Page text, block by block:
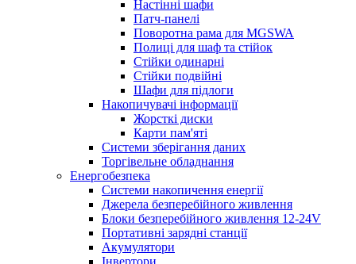
Настінні шафи
Патч-панелі
Поворотна рама для MGSWA
Полиці для шаф та стійок
Стійки одинарні
Стійки подвійні
Шафи для підлоги
Накопичувачі інформації
Жорсткі диски
Карти пам'яті
Системи зберігання даних
Торгівельне обладнання
Енергобезпека
Системи накопичення енергії
Джерела безперебійного живлення
Блоки безперебійного живлення 12-24V
Портативні зарядні станції
Акумулятори
Інвертори